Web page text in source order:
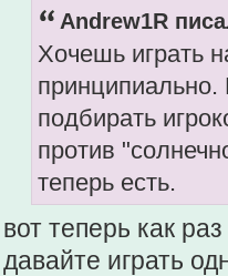
Andrew1R
Хочешь играть
подбирать
против
теперь есть.
вот теперь как
давайте играть